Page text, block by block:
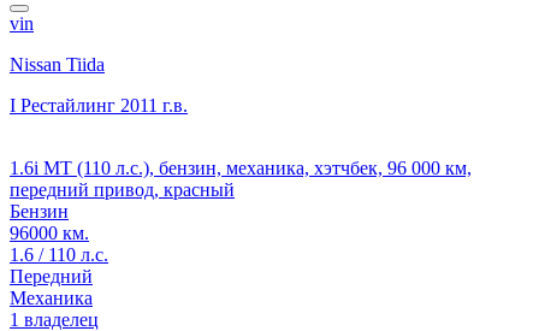
vin
Nissan Tiida
I Рестайлинг 2011 г.в.
1.6i MT (110 л.с.), бензин, механика, хэтчбек, 96 000 км,
передний привод, красный
Бензин
96000 км.
1.6 / 110 л.с.
Передний
Механика
1 владелец